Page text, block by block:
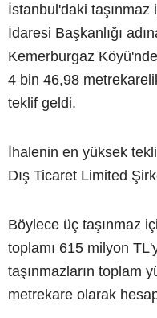
İstanbul'daki
İdaresi Başkanlığı
Kemerburgaz
4 bin 46,98
teklif geldi.
İhalenin en yüksek
Dış Ticaret Limited
Böylece üç taşınmaz
toplamı 615 milyon
taşınmazların toplam
metrekare olarak